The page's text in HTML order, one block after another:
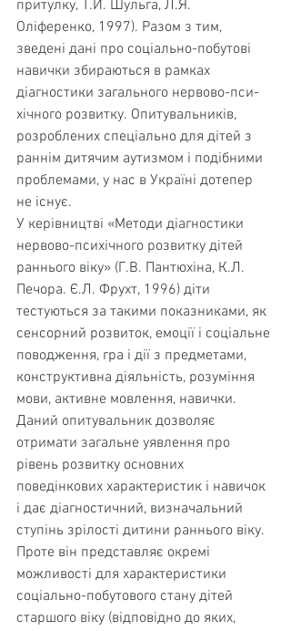
притулку, Т.И. Шульга, Л.Я.
Оліференко, 1997). Разом з тим,
зведені дані про соціально-побутові
навички зби­раються в рамках
діагностики загального нервово-пси­
хічного розвитку. Опитувальників,
розроблених спеці­ально для дітей з
раннім дитячим аутизмом і подібними
проблемами, у нас в Україні дотепер
не існує.
У керівництві «Методи діагностики
нервово-пси­хічного розвитку дітей
раннього віку» (Г.В. Пантюхіна, К.Л.
Печора. Є.Л. Фрухт, 1996) діти
тестуються за таки­ми показниками, як
сенсорний розвиток, емоції і соці­альне
поводження, гра і дії з предметами,
конструктив­на діяльність, розуміння
мови, активне мовлення, на­вички.
Даний опитувальник дозволяє
отримати загаль­не уявлення про
рівень розвитку основних
поведінкових характеристик і навичок
і дає діагностичний, визна­чальний
ступінь зрілості дитини раннього віку.
Проте він представляє окремі
можливості для характерис­тики
соціально-побутового стану дітей
старшого віку (відповідно до яких,